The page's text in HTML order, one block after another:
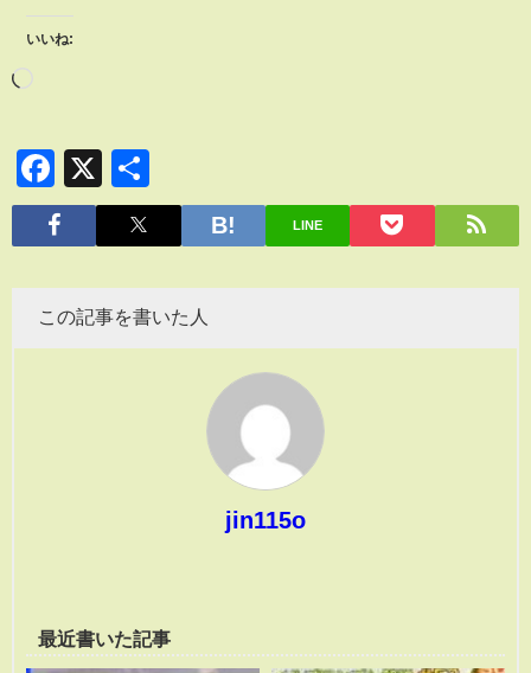
いいね:
Facebook
X
有
LINE
この記事を書いた人
jin115o
最近書いた記事